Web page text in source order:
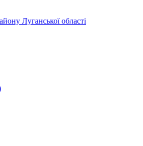
Луганської області